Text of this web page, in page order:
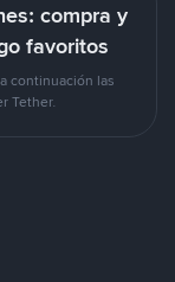
compra y
favoritos
continuación las
Tether.